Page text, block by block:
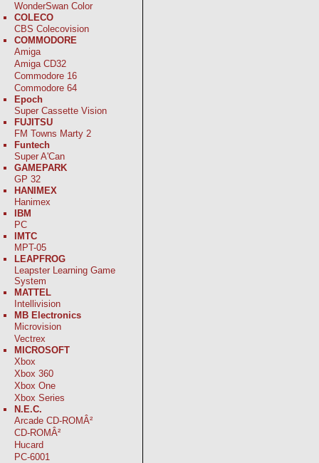
WonderSwan Color
COLECO
CBS Colecovision
COMMODORE
Amiga
Amiga CD32
Commodore 16
Commodore 64
Epoch
Super Cassette Vision
FUJITSU
FM Towns Marty 2
Funtech
Super A'Can
GAMEPARK
GP 32
HANIMEX
Hanimex
IBM
PC
IMTC
MPT-05
LEAPFROG
Leapster Learning Game
System
MATTEL
Intellivision
MB Electronics
Microvision
Vectrex
MICROSOFT
Xbox
Xbox 360
Xbox One
Xbox Series
N.E.C.
Arcade CD-ROMÂ²
CD-ROMÂ²
Hucard
PC-6001